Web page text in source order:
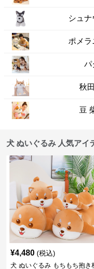
シュ
ポメラ
パ
秋
豆
犬 ぬいぐるみ 人気アイ
¥4,480 (税込)
犬 ぬいぐるみ もちもち抱き